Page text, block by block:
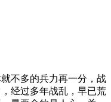
不多的兵力再一分，战
经过多年战乱，早已荒